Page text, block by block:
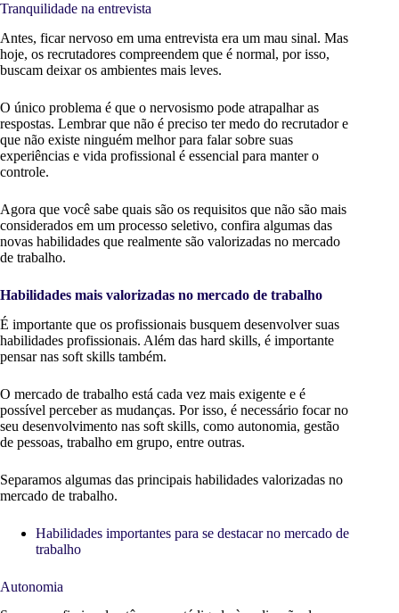
Tranquilidade na entrevista
Antes, ficar nervoso em uma entrevista era um mau sinal. Mas
hoje, os recrutadores compreendem que é normal, por isso,
buscam deixar os ambientes mais leves.
O único problema é que o nervosismo pode atrapalhar as
respostas. Lembrar que não é preciso ter medo do recrutador e
que não existe ninguém melhor para falar sobre suas
experiências e vida profissional é essencial para manter o
controle.
Agora que você sabe quais são os requisitos que não são mais
considerados em um processo seletivo, confira algumas das
novas habilidades que realmente são valorizadas no mercado
de trabalho.
Habilidades mais valorizadas no mercado de trabalho
É importante que os profissionais busquem desenvolver suas
habilidades profissionais. Além das hard skills, é importante
pensar nas soft skills também.
O mercado de trabalho está cada vez mais exigente e é
possível perceber as mudanças. Por isso, é necessário focar no
seu desenvolvimento nas soft skills, como autonomia, gestão
de pessoas, trabalho em grupo, entre outras.
Separamos algumas das principais habilidades valorizadas no
mercado de trabalho.
Habilidades importantes para se destacar no mercado de
trabalho
Autonomia